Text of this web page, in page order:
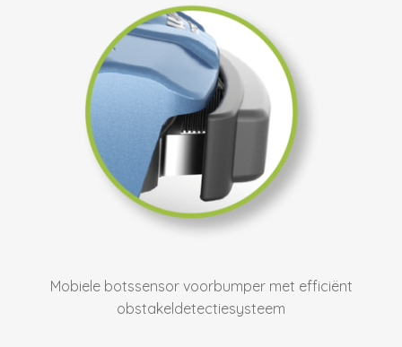
Mobiele botssensor voorbumper met efficiënt
obstakeldetectiesysteem